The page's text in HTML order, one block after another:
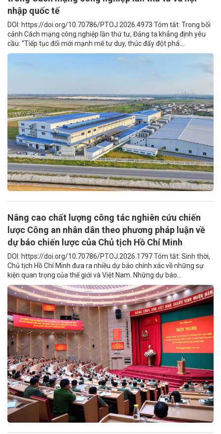
nhập quốc tế
DOI: https://doi.org/10.70786/PTOJ.2026.4973 Tóm tắt: Trong bối
cảnh Cách mạng công nghiệp lần thứ tư, Đảng ta khẳng định yêu
cầu: “Tiếp tục đổi mới mạnh mẽ tư duy, thúc đẩy đột phá...
Nâng cao chất lượng công tác nghiên cứu chiến
lược Công an nhân dân theo phương pháp luận về
dự báo chiến lược của Chủ tịch Hồ Chí Minh
DOI: https://doi.org/10.70786/PTOJ.2026.1797 Tóm tắt: Sinh thời,
Chủ tịch Hồ Chí Minh đưa ra nhiều dự báo chính xác về những sự
kiện quan trọng của thế giới và Việt Nam. Những dự báo...